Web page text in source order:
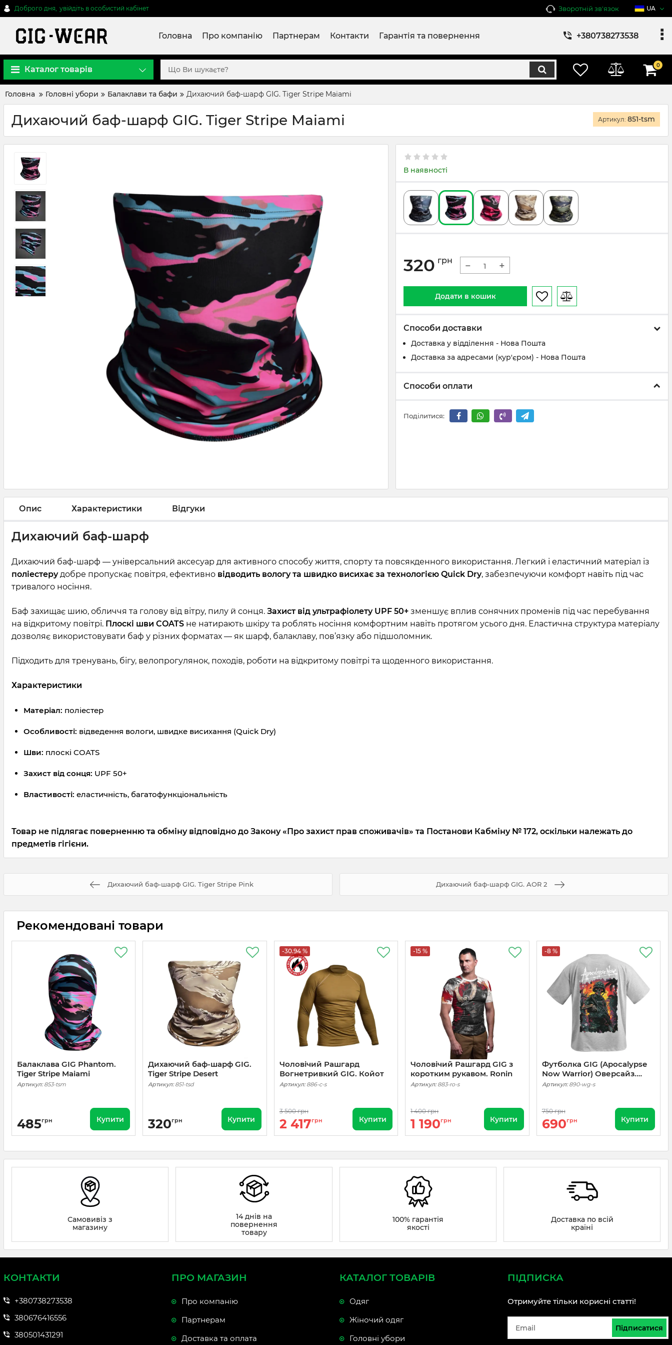
Доброго дня, увійдіть в особистий кабінет Зворотній зв'язок UA
Головна Про компанію Партнерам Контакти Гарантія та повернення +380738273538
Каталог товарів 0
Головна Головні убори Балаклави та бафи Дихаючий баф-шарф GIG. Tiger Stripe Maiami
Дихаючий баф-шарф GIG. Tiger Stripe Maiami Артикул: 851-tsm
В наявності
320 грн − +
Додати в кошик
Способи доставки
Доставка у відділення - Нова Пошта
Доставка за адресами (кур'єром) - Нова Пошта
Способи оплати
Поділитися:
Опис Характеристики Відгуки
Дихаючий баф-шарф
Дихаючий баф-шарф — універсальний аксесуар для активного способу життя, спорту та повсякденного використання. Легкий і еластичний матеріал із
поліестерудобре пропускає повітря, ефективно відводить вологу та швидко висихає за технологією Quick Dry, забезпечуючи комфорт навіть під час
тривалого носіння.
Баф захищає шию, обличчя та голову від вітру, пилу й сонця. Захист від ультрафіолету UPF 50+ зменшує вплив сонячних променів під час перебування
на відкритому повітрі. Плоскі шви COATS не натирають шкіру та роблять носіння комфортним навіть протягом усього дня. Еластична структура матеріалу
дозволяє використовувати баф у різних форматах — як шарф, балаклаву, пов’язку або підшоломник.
Підходить для тренувань, бігу, велопрогулянок, походів, роботи на відкритому повітрі та щоденного використання.
Характеристики
Матеріал: поліестер
Особливості: відведення вологи, швидке висихання (Quick Dry)
Шви: плоскі COATS
Захист від сонця: UPF 50+
Властивості: еластичність, багатофункціональність
Товар не підлягає поверненню та обміну відповідно до Закону «Про захист прав споживачів» та Постанови Кабміну № 172, оскільки належать до
предметів гігієни.
Дихаючий баф-шарф GIG. Tiger Stripe Pink Дихаючий баф-шарф GIG. AOR 2
Рекомендовані товари
Балаклава GIG Phantom.
Tiger Stripe Maiami
Артикул:853-tsm
485грн Купити
Дихаючий баф-шарф GIG.
Tiger Stripe Desert
Артикул:851-tsd
320грн Купити
-30.94 %
Чоловічий Рашгард
Вогнетривкий GIG. Койот
Артикул:886-c-s
3 500 грн
2 417грн Купити
-15 %
Чоловічий Рашгард GIG з
коротким рукавом. Ronin
Артикул:883-ro-s
1 400 грн
1 190грн Купити
-8 %
Футболка GIG (Apocalypse
Now Warrior) Оверсайз.
Сірий
Артикул:890-wg-s
750 грн
690грн Купити
Самовивіз з
магазину
14 днів на
повернення
товару
100% гарантія
якості
Доставка по всій
країні
КОНТАКТИ
+380738273538
380676416556
380501431291
ПРО МАГАЗИН
Про компанію
Партнерам
Доставка та оплата
КАТАЛОГ ТОВАРІВ
Одяг
Жіночий одяг
Головні убори
ПІДПИСКА
Отримуйте тільки корисні статті!
Підписатися